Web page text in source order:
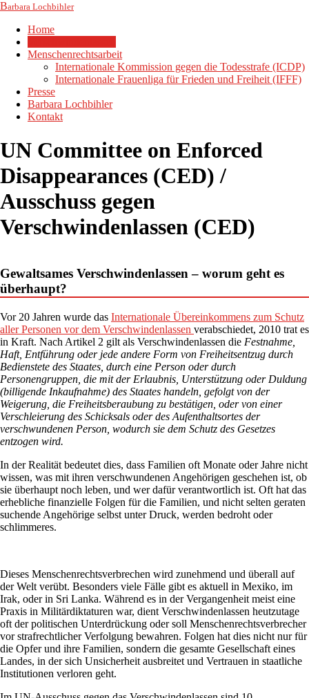
Barbara Lochbihler
Home
Menschenrechtsarbeit
Internationale Kommission gegen die Todesstrafe (ICDP)
Internationale Frauenliga für Frieden und Freiheit (IFFF)
Presse
Barbara Lochbihler
Kontakt
UN Committee on Enforced
Disappearances (CED) /
Ausschuss gegen
Verschwindenlassen (CED)
Gewaltsames Verschwindenlassen – worum geht es
überhaupt?
Vor 20 Jahren wurde das Internationale Übereinkommens zum Schutz
aller Personen vor dem Verschwindenlassen verabschiedet, 2010 trat es
in Kraft. Nach Artikel 2 gilt als Verschwindenlassen die Festnahme,
Haft, Entführung oder jede andere Form von Freiheitsentzug durch
Bedienstete des Staates, durch eine Person oder durch
Personengruppen, die mit der Erlaubnis, Unterstützung oder Duldung
(billigende Inkaufnahme) des Staates handeln, gefolgt von der
Weigerung, die Freiheitsberaubung zu bestätigen, oder von einer
Verschleierung des Schicksals oder des Aufenthaltsortes der
verschwundenen Person, wodurch sie dem Schutz des Gesetzes
entzogen wird.
In der Realität bedeutet dies, dass Familien oft Monate oder Jahre nicht
wissen, was mit ihren verschwundenen Angehörigen geschehen ist, ob
sie überhaupt noch leben, und wer dafür verantwortlich ist. Oft hat das
erhebliche finanzielle Folgen für die Familien, und nicht selten geraten
suchende Angehörige selbst unter Druck, werden bedroht oder
schlimmeres.
Dieses Menschenrechtsverbrechen wird zunehmend und überall auf
der Welt verübt. Besonders viele Fälle gibt es aktuell in Mexiko, im
Irak, oder in Sri Lanka. Während es in der Vergangenheit meist eine
Praxis in Militärdiktaturen war, dient Verschwindenlassen heutzutage
oft der politischen Unterdrückung oder soll Menschenrechtsverbrecher
vor strafrechtlicher Verfolgung bewahren. Folgen hat dies nicht nur für
die Opfer und ihre Familien, sondern die gesamte Gesellschaft eines
Landes, in der sich Unsicherheit ausbreitet und Vertrauen in staatliche
Institutionen verloren geht.